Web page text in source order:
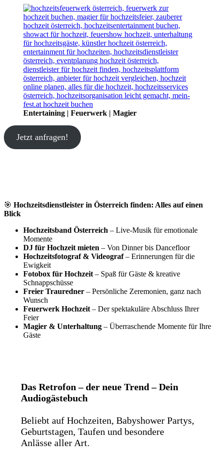
Entertaining | Feuerwerk | Magier
Jetzt anfragen!
🎯 Hochzeitsdienstleister in Österreich finden: Alles auf einen
Blick
Hochzeitsband Österreich – Live-Musik für emotionale
Momente
DJ für Hochzeit mieten – Von Dinner bis Dancefloor
Hochzeitsfotograf & Videograf– Erinnerungen für die
Ewigkeit
Fotobox für Hochzeit – Spaß für Gäste & kreative
Schnappschüsse
Freier Trauredner – Persönliche Zeremonien, ganz nach
Wunsch
Feuerwerk Hochzeit – Der spektakuläre Abschluss Ihrer
Feier
Magier & Unterhaltung – Überraschende Momente für Ihre
Gäste
Das Retrofon – der neue Trend – Dein
Audiogästebuch
Beliebt auf Hochzeiten, Babyshower Partys,
Geburtstagen, Taufen und besondere
Anlässe aller Art.